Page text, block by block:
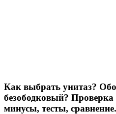
Как выбрать унитаз?
безободковый?
минусы, тесты, сравнение.